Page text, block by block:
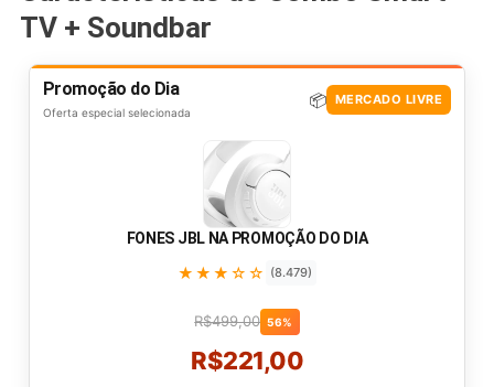
TV + Soundbar
Promoção do Dia
Oferta especial selecionada
📦 MERCADO LIVRE
FONES JBL NA PROMOÇÃO DO DIA
★★★☆☆ (8.479)
R$499,00 56%
R$221,00